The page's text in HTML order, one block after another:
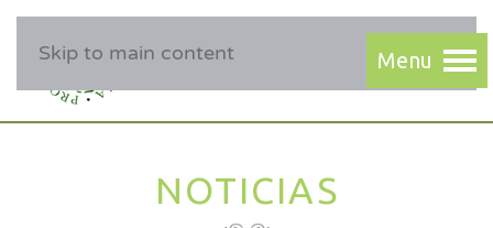
Skip to main content
NOTICIAS